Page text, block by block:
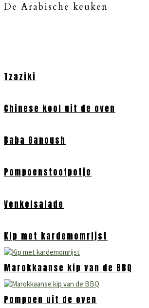
De Arabische keuken
Tzaziki
Chinese kool uit de oven
Baba Ganoush
Pompoenstoofpotje
Venkelsalade
Kip met kardemomrijst
Marokkaanse kip van de BBQ
Pompoen uit de oven